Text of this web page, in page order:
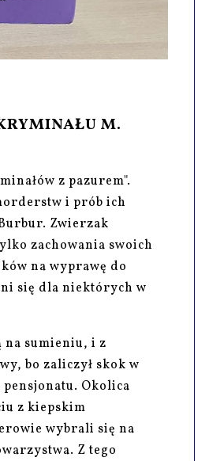
M.
z pazurem".
i prób ich
Zwierzak
zachowania swoich
na wyprawę do
się dla niektórych w
sumieniu, i z
bo zaliczył skok w
pensjonatu. Okolica
z kiepskim
wybrali się na
Z tego